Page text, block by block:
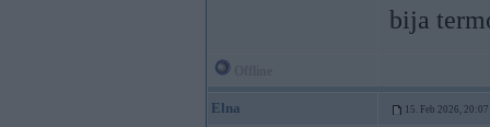
bija
Elna 15. Feb 2026, 20:07